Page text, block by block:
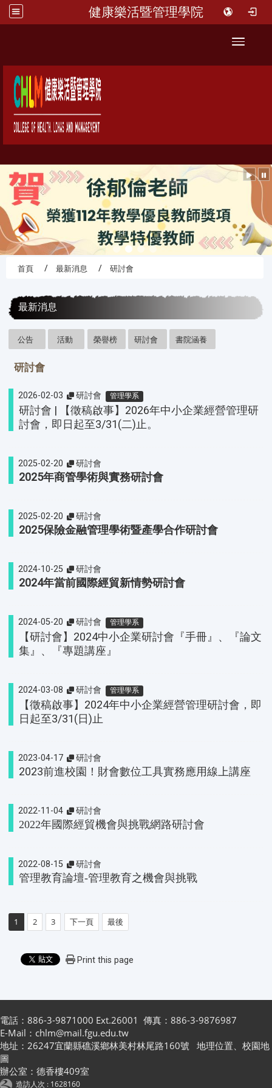
健康樂活暨管理學院
Toggle
首頁 最新消息 研討會
最新消息
公告 活動 榮譽榜 研討會 書院涵養
研討會
2026-02-03 研討會 管理學系
研討會 | 【徵稿啟事】2026年中小企業經營管理研
討會，即日起至3/31(二)止。
2025-02-20 研討會
2025年商管學術與實務研討會
2025-02-20 研討會
2025保險金融管理學術暨產學合作研討會
2024-10-25 研討會
2024年當前國際經貿新情勢研討會
2024-05-20 研討會 管理學系
【研討會】2024中小企業研討會『手冊』、『論文
集』、『專題講座』
2024-03-08 研討會 管理學系
【徵稿啟事】2024年中小企業經營管理研討會，即
日起至3/31(日)止
2023-04-17 研討會
2023前進校園！財會數位工具實務應用線上講座
2022-11-04 研討會
2022年國際經貿機會與挑戰網路研討會
2022-08-15 研討會
管理教育論壇-管理教育之機會與挑戰
1 2 3 下一頁 最後
Print this page
電話：886-3-9871000 Ext.26001 傳真：886-3-9876987
E-Mail：chlm@mail.fgu.edu.tw
地址：26247宜蘭縣礁溪鄉林美村林尾路160號 地理位置、 校園地
圖
辦公室：德香樓409室
造訪人次 : 1628160